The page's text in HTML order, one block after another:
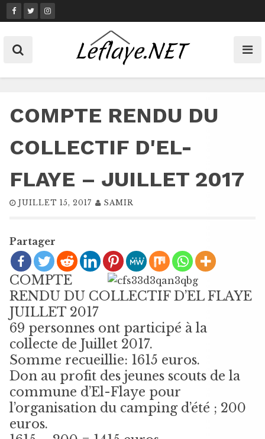
Skip
to
COMPTE RENDU DU
COLLECTIF D'EL-
FLAYE – JUILLET 2017
JUILLET 15, 2017 SAMIR
Partager
COMPTE
RENDU DU COLLECTIF D’EL FLAYE
JUILLET 2017
69 personnes ont participé à la
collecte de Juillet 2017.
Somme recueillie: 1615 euros.
Don au profit des jeunes scouts de la
commune d’El-Flaye pour
l’organisation du camping d’été ; 200
euros.